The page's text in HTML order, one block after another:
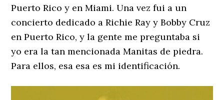
Puerto Rico y en Miami. Una vez fui a un
concierto dedicado a Richie Ray y Bobby Cruz
en Puerto Rico, y la gente me preguntaba si
yo era la tan mencionada Manitas de piedra.
Para ellos, esa esa es mi identificación.